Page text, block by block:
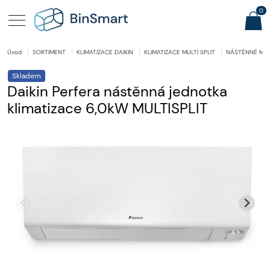
Úvod SORTIMENT KLIMATIZACE DAIKIN KLIMATIZACE MULTI SPLIT NÁSTĚNNÉ
Skladem
Daikin Perfera nástěnná jednotka
klimatizace 6,0kW MULTISPLIT
0